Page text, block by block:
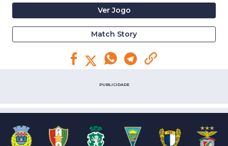
Ver Jogo
Match Story
PUBLICIDADE